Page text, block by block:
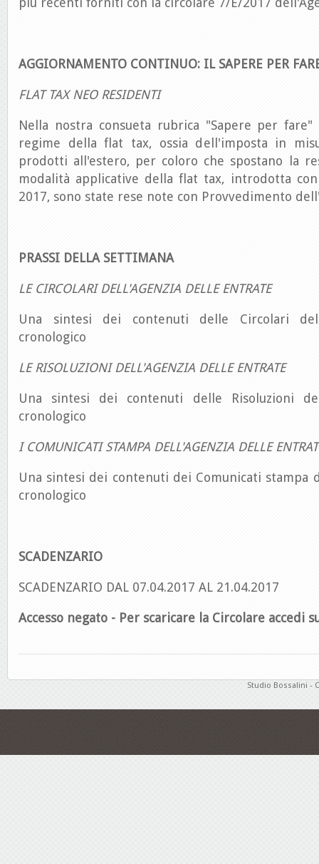
AGGIORNAMENTO CONTINUO: IL SAPERE PER
FLAT TAX NEO RESIDENTI
Nella nostra consueta rubrica "Sapere per fare"
regime della flat tax, ossia dell'imposta in
prodotti all'estero, per coloro che spostano la
modalità applicative della flat tax, introdotta
2017, sono state rese note con Provvedimento
PRASSI DELLA SETTIMANA
LE CIRCOLARI DELL'AGENZIA DELLE ENTRATE
Una sintesi dei contenuti delle Circolari
cronologico
LE RISOLUZIONI DELL'AGENZIA DELLE ENTRATE
Una sintesi dei contenuti delle Risoluzioni
cronologico
I COMUNICATI STAMPA DELL'AGENZIA DELLE
Una sintesi dei contenuti dei Comunicati stampa
cronologico
SCADENZARIO
SCADENZARIO DAL 07.04.2017 AL 21.04.2017
Accesso negato - Per scaricare la Circolare accedi
Studio Bossalini -